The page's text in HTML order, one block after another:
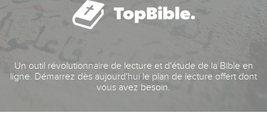
Un outil révolutionnaire de lecture et d'étude de la Bible en
ligne. Démarrez dès aujourd'hui le plan de lecture offert dont
vous avez besoin.